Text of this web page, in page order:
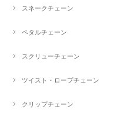
スネークチェーン
ペタルチェーン
スクリューチェーン
ツイスト・ロープチェーン
クリップチェーン